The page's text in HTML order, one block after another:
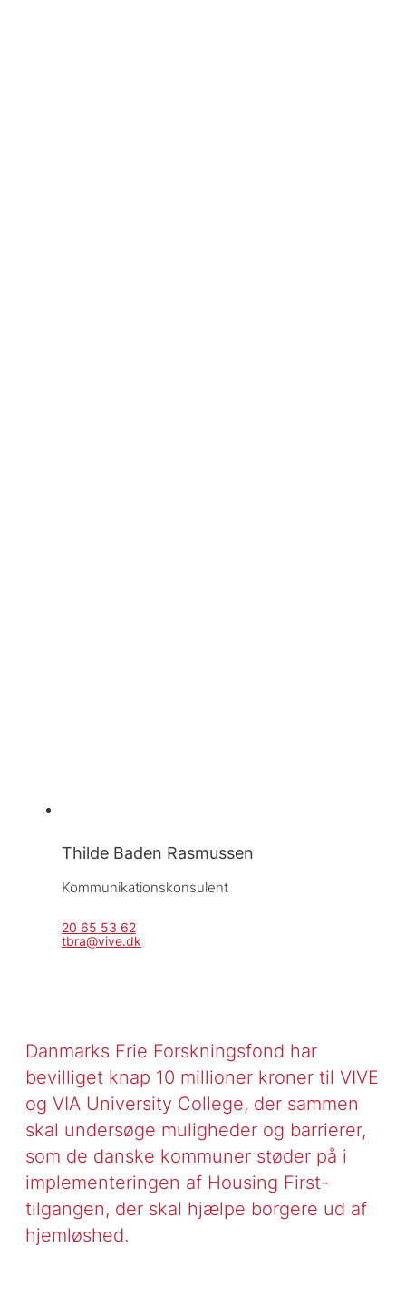
Thilde Baden Rasmussen
Kommunikationskonsulent
20 65 53 62
tbra@vive.dk
Danmarks Frie Forskningsfond har
bevilliget knap 10 millioner kroner til VIVE
og VIA University College, der sammen
skal undersøge muligheder og barrierer,
som de danske kommuner støder på i
implementeringen af Housing First-
tilgangen, der skal hjælpe borgere ud af
hjemløshed.